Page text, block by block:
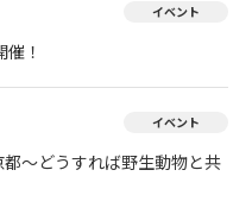
イベント
！
イベント
～どうすれば野生動物と共